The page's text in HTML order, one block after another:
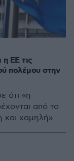
ΕΕ τις
πολέμου στην
ότι «η
από το
και χαμηλή»